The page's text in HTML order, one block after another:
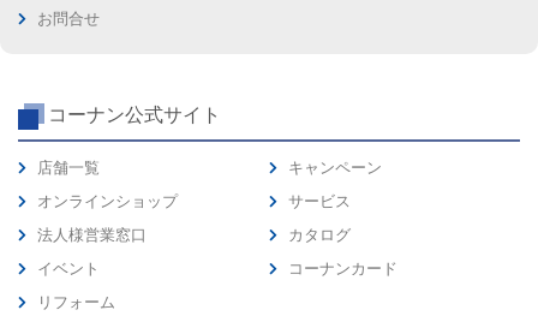
お問合せ
コーナン公式サイト
店舗一覧
オンラインショップ
法人様営業窓口
イベント
リフォーム
キャンペーン
サービス
カタログ
コーナンカード